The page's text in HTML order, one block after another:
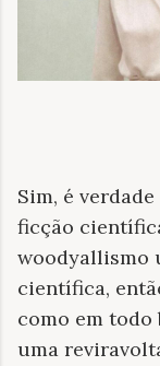
Sim, é verdade
ficção
woodyallismo
científica,
como em todo
uma